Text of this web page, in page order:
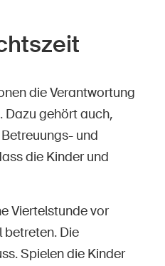
die Verantwortung
Dazu gehört auch,
und
die Kinder und
Viertelstunde vor
betreten. Die
Spielen die Kinder